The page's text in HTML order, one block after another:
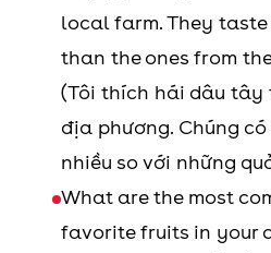
Yummy Ngon
local farm. They taste
than the ones from
(Tôi thích hái dâu
địa phương. Chúng
nhiều so với những
What are the most
favorite fruits in your